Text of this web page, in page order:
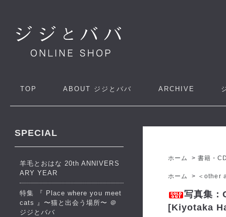
TOP ABOUT ジジとババ ARCHIVE
ホーム >書籍・
ホーム > ＜other
写真集
[Kiyotaka
SPECIAL
羊毛とおはな 20th ANNIVERS
ARY YEAR
特集 『 Place where you meet
cats 』〜猫と出会う場所〜 ＠
ジジとババ